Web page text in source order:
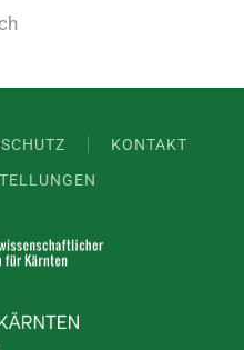
KONTAKT